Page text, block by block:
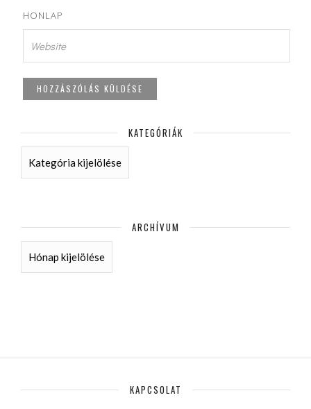
HONLAP
KATEGÓRIÁK
KATEGÓRIÁK
ARCHÍVUM
ARCHÍVUM
KAPCSOLAT